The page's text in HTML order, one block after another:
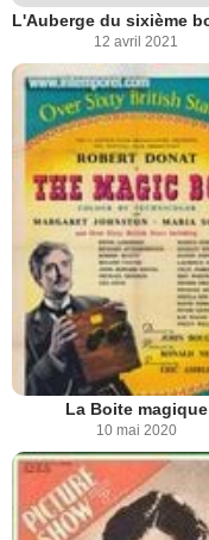
12 avril 2021
La Boite magique
10 mai 2020